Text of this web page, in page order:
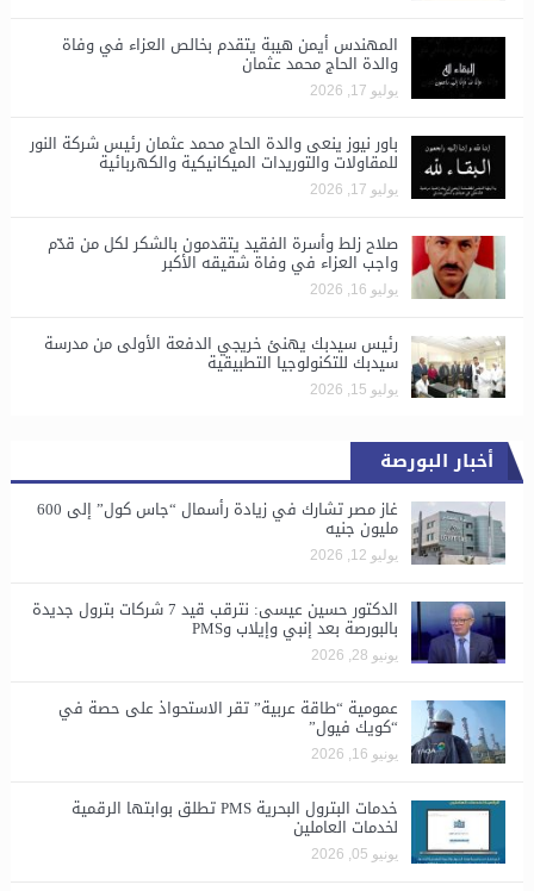
المهندس أيمن هيبة يتقدم بخالص العزاء في وفاة
والدة الحاج محمد عثمان
يوليو 17, 2026
باور نيوز ينعى والدة الحاج محمد عثمان رئيس شركة النور
للمقاولات والتوريدات الميكانيكية والكهربائية
يوليو 17, 2026
صلاح زلط وأسرة الفقيد يتقدمون بالشكر لكل من قدّم
واجب العزاء في وفاة شقيقه الأكبر
يوليو 16, 2026
رئيس سيدبك يهنئ خريجي الدفعة الأولى من مدرسة
سيدبك للتكنولوجيا التطبيقية
يوليو 15, 2026
أخبار البورصة
غاز مصر تشارك في زيادة رأسمال “جاس كول” إلى 600
مليون جنيه
يوليو 12, 2026
الدكتور حسين عيسى: نترقب قيد 7 شركات بترول جديدة
بالبورصة بعد إنبي وإيلاب وPMS
يونيو 28, 2026
​عمومية “طاقة عربية” تقر الاستحواذ على حصة في
“كويك فيول”
يونيو 16, 2026
خدمات البترول البحرية PMS تطلق بوابتها الرقمية
لخدمات العاملين
يونيو 05, 2026